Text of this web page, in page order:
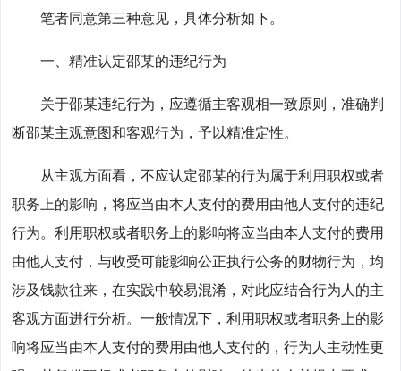
笔者同意第三种意见，具体分析如下。
一、精准认定邵某的违纪行为
关于邵某违纪行为，应遵循主客观相一致原则，准确判
断邵某主观意图和客观行为，予以精准定性。
从主观方面看，不应认定邵某的行为属于利用职权或者
职务上的影响，将应当由本人支付的费用由他人支付的违纪
行为。利用职权或者职务上的影响将应当由本人支付的费用
由他人支付，与收受可能影响公正执行公务的财物行为，均
涉及钱款往来，在实践中较易混淆，对此应结合行为人的主
客观方面进行分析。一般情况下，利用职权或者职务上的影
响将应当由本人支付的费用由他人支付的，行为人主动性更